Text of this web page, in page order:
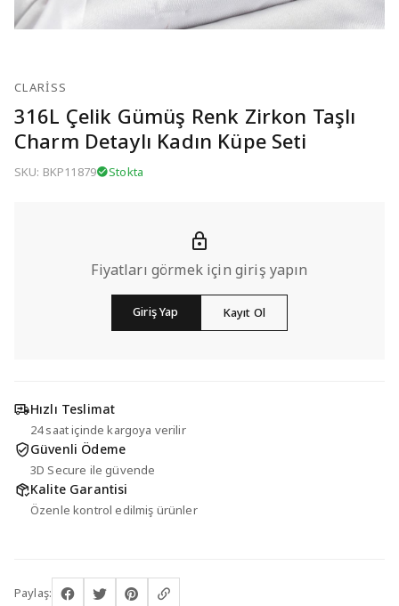
CLARISS
316L Çelik Gümüş Renk Zirkon Taşlı
Charm Detaylı Kadın Küpe Seti
SKU: BKP11879 Stokta
Fiyatları görmek için giriş yapın
Giriş Yap Kayıt Ol
Hızlı Teslimat
24 saat içinde kargoya verilir
Güvenli Ödeme
3D Secure ile güvende
Kalite Garantisi
Özenle kontrol edilmiş ürünler
Paylaş: